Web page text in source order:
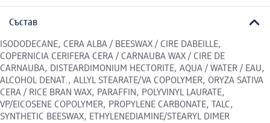
Състав
ISODODECANE, CERA ALBA / BEESWAX / CIRE DABEILLE,
COPERNICIA CERIFERA CERA / CARNAUBA WAX / CIRE DE
CARNAUBA, DISTEARDIMONIUM HECTORITE, AQUA / WATER / EAU,
ALCOHOL DENAT., ALLYL STEARATE/VA COPOLYMER, ORYZA SATIVA
CERA / RICE BRAN WAX, PARAFFIN, POLYVINYL LAURATE,
VP/EICOSENE COPOLYMER, PROPYLENE CARBONATE, TALC,
SYNTHETIC BEESWAX, ETHYLENEDIAMINE/STEARYL DIMER